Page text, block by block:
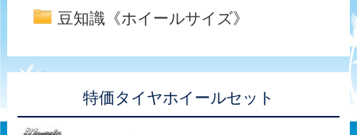
豆知識《ホイールサイズ》
特価タイヤホイールセット